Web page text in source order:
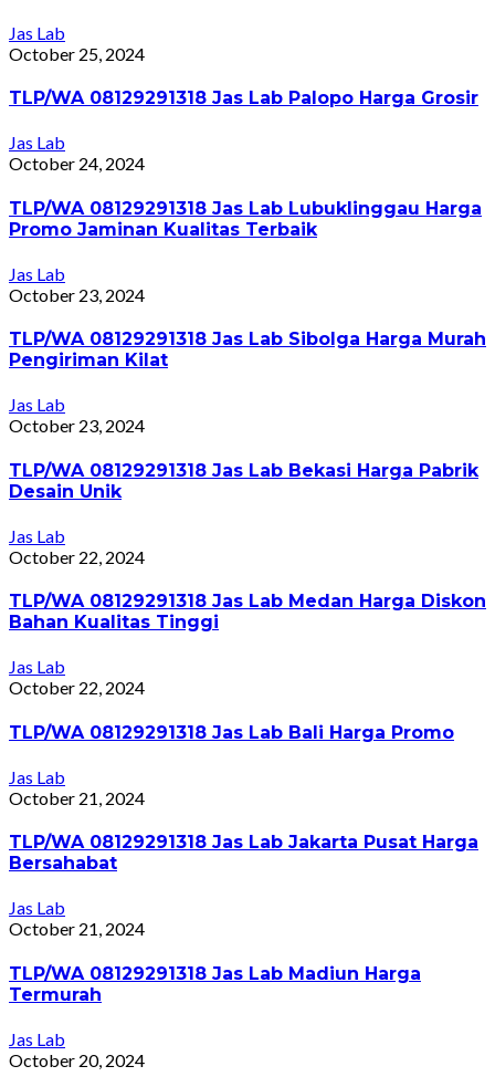
Jas Lab
October 25, 2024
TLP/WA 08129291318 Jas Lab Palopo Harga Grosir
Jas Lab
October 24, 2024
TLP/WA 08129291318 Jas Lab Lubuklinggau Harga
Promo Jaminan Kualitas Terbaik
Jas Lab
October 23, 2024
TLP/WA 08129291318 Jas Lab Sibolga Harga Murah
Pengiriman Kilat
Jas Lab
October 23, 2024
TLP/WA 08129291318 Jas Lab Bekasi Harga Pabrik
Desain Unik
Jas Lab
October 22, 2024
TLP/WA 08129291318 Jas Lab Medan Harga Diskon
Bahan Kualitas Tinggi
Jas Lab
October 22, 2024
TLP/WA 08129291318 Jas Lab Bali Harga Promo
Jas Lab
October 21, 2024
TLP/WA 08129291318 Jas Lab Jakarta Pusat Harga
Bersahabat
Jas Lab
October 21, 2024
TLP/WA 08129291318 Jas Lab Madiun Harga
Termurah
Jas Lab
October 20, 2024